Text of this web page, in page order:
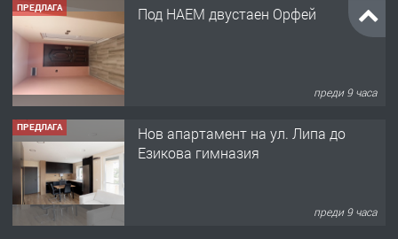
ПРЕДЛАГА Под НАЕМ двустаен Орфей
преди 9 часа
ПРЕДЛАГА
Нов апартамент на ул. Липа до
Езикова гимназия
преди 9 часа